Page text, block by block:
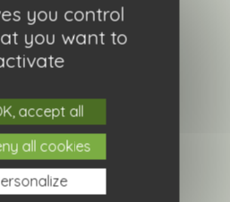
marcus
ma liste de courses
you control
you want to
accept all
all cookies